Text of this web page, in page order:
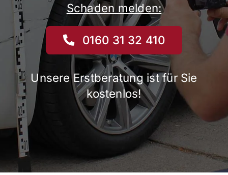
Schaden melden:
0160 31 32 410
Unsere Erstberatung ist für Sie
kostenlos!